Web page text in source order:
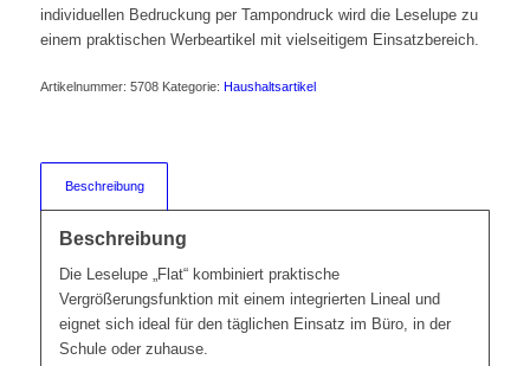
individuellen Bedruckung per Tampondruck wird die Leselupe zu
einem praktischen Werbeartikel mit vielseitigem Einsatzbereich.
Artikelnummer: 5708 Kategorie: Haushaltsartikel
Beschreibung
Beschreibung
Die Leselupe „Flat“ kombiniert praktische
Vergrößerungsfunktion mit einem integrierten Lineal und
eignet sich ideal für den täglichen Einsatz im Büro, in der
Schule oder zuhause.